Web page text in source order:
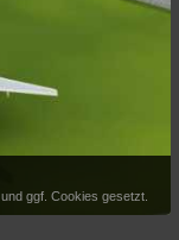
ggf. Cookies gesetzt.